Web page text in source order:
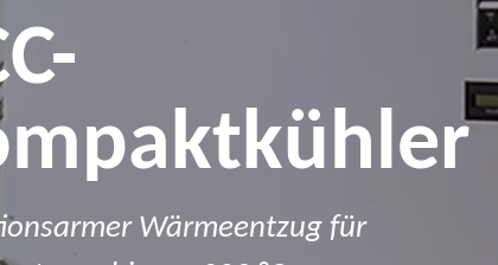
Wärmeentzug für